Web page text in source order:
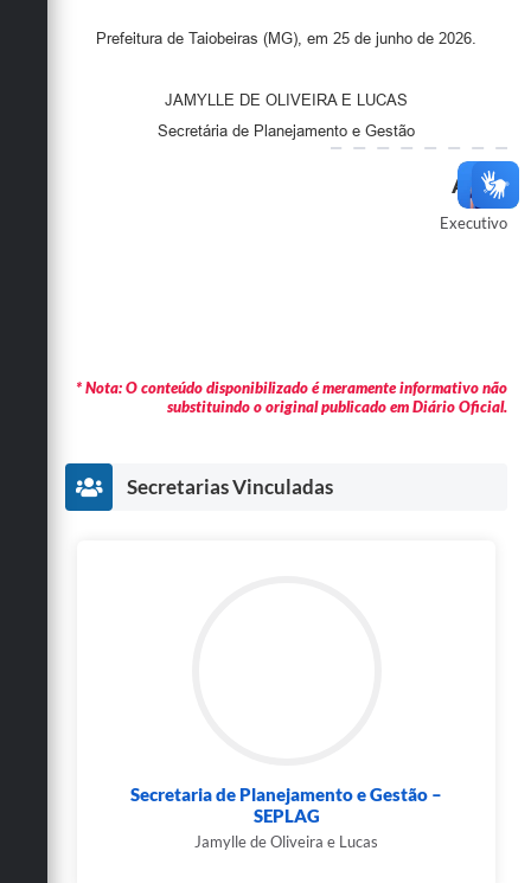
Prefeitura de Taiobeiras (MG), em 25 de junho de 2026.
JAMYLLE DE OLIVEIRA E LUCAS
Secretária de Planejamento e Gestão
Autor
Executivo
* Nota: O conteúdo disponibilizado é meramente informativo não
substituindo o original publicado em Diário Oficial.
Secretarias Vinculadas
Secretaria de Planejamento e Gestão –
SEPLAG
Jamylle de Oliveira e Lucas